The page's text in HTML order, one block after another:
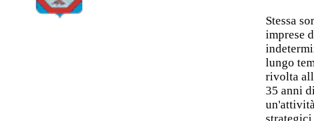
Stessa
imprese
lungo
rivolta
35 anni